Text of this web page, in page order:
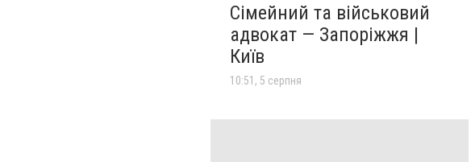
Сімейний та військовий
адвокат — Запоріжжя |
Київ
10:51, 5 серпня